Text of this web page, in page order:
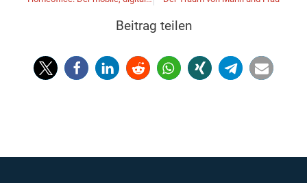
Beitrag teilen